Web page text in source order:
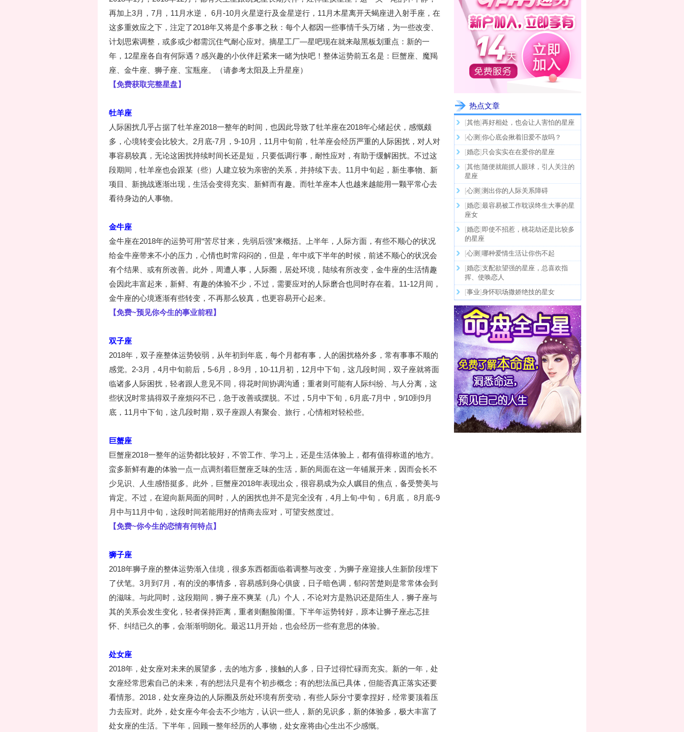
再加上3月，7月，11月水逆， 6月-10月火星逆行及金星逆行，11月木星离开天蝎座进入射手座，在
这多重效应之下，注定了2018年又将是个多事之秋：每个人都因一些事情千头万绪，为一些改变、
计划思索调整，或多或少都需沉住气耐心应对。摘星工厂—星吧现在就来敲黑板划重点：新的一
年，12星座各自有何际遇？感兴趣的小伙伴赶紧来一睹为快吧！整体运势前五名是：巨蟹座、魔羯
座、金牛座、狮子座、宝瓶座。（请参考太阳及上升星座）
【免费获取完整星盘】
牡羊座
人际困扰几乎占据了牡羊座2018一整年的时间，也因此导致了牡羊座在2018年心绪起伏，感慨颇
多，心境转变会比较大。2月底-7月，9-10月，11月中旬前，牡羊座会经历严重的人际困扰，对人对
事容易较真，无论这困扰持续时间长还是短，只要低调行事，耐性应对，有助于缓解困扰。不过这
段期间，牡羊座也会跟某（些）人建立较为亲密的关系，并持续下去。11月中旬起，新生事物、新
项目、新挑战逐渐出现，生活会变得充实、新鲜而有趣。而牡羊座本人也越来越能用一颗平常心去
看待身边的人事物。
金牛座
金牛座在2018年的运势可用“苦尽甘来，先弱后强”来概括。上半年，人际方面，有些不顺心的状况
给金牛座带来不小的压力，心情也时常闷闷的，但是，年中或下半年的时候，前述不顺心的状况会
有个结果、或有所改善。此外，周遭人事，人际圈，居处环境，陆续有所改变，金牛座的生活情趣
会因此丰富起来，新鲜、有趣的体验不少，不过，需要应对的人际磨合也同时存在着。11-12月间，
金牛座的心境逐渐有些转变，不再那么较真，也更容易开心起来。
【免费~预见你今生的事业前程】
双子座
2018年，双子座整体运势较弱，从年初到年底，每个月都有事，人的困扰格外多，常有事事不顺的
感觉。2-3月，4月中旬前后，5-6月，8-9月，10-11月初，12月中下旬，这几段时间，双子座就将面
临诸多人际困扰，轻者跟人意见不同，得花时间协调沟通；重者则可能有人际纠纷、与人分离，这
些状况时常搞得双子座烦闷不已，急于改善或摆脱。不过，5月中下旬，6月底-7月中，9/10到9月
底，11月中下旬，这几段时期，双子座跟人有聚会、旅行，心情相对轻松些。
巨蟹座
巨蟹座2018一整年的运势都比较好，不管工作、学习上，还是生活体验上，都有值得称道的地方。
蛮多新鲜有趣的体验一点一点调剂着巨蟹座乏味的生活，新的局面在这一年铺展开来，因而会长不
少见识、人生感悟挺多。此外，巨蟹座2018年表现出众，很容易成为众人瞩目的焦点，备受赞美与
肯定。不过，在迎向新局面的同时，人的困扰也并不是完全没有，4月上旬-中旬， 6月底， 8月底-9
月中与11月中旬，这段时间若能用好的情商去应对，可望安然度过。
【免费~你今生的恋情有何特点】
狮子座
2018年狮子座的整体运势渐入佳境，很多东西都面临着调整与改变，为狮子座迎接人生新阶段埋下
了伏笔。3月到7月，有的没的事情多，容易感到身心俱疲，日子暗色调，郁闷苦楚则是常常体会到
的滋味。与此同时，这段期间，狮子座不爽某（几）个人，不论对方是熟识还是陌生人，狮子座与
其的关系会发生变化，轻者保持距离，重者则翻脸闹僵。下半年运势转好，原本让狮子座忐忑挂
怀、纠结已久的事，会渐渐明朗化。最迟11月开始，也会经历一些有意思的体验。
处女座
2018年，处女座对未来的展望多，去的地方多，接触的人多，日子过得忙碌而充实。新的一年，处
女座经常思索自己的未来，有的想法只是有个初步概念；有的想法虽已具体，但能否真正落实还要
看情形。2018，处女座身边的人际圈及所处环境有所变动，有些人际分寸要拿捏好，经常要顶着压
力去应对。此外，处女座今年会去不少地方，认识一些人，新的见识多，新的体验多，极大丰富了
处女座的生活。下半年，回顾一整年经历的人事物，处女座将由心生出不少感慨。
热点文章
[其他]再好相处，也会让人害怕的星座
[心测 ]你心底会揪着旧爱不放吗？
[婚恋] 只会实实在在爱你的星座
[其他] 随便就能抓人眼球，引人关注的
星座
[心测 ]测出你的人际关系障碍
[婚恋]最容易被工作耽误终生大事的星
座女
[婚恋] 即使不招惹，桃花劫还是比较多
的星座
[心测 ]哪种爱情生活让你伤不起
[婚恋]支配欲望强的星座，总喜欢指
挥、使唤恋人
[事业]身怀职场撒娇绝技的星女